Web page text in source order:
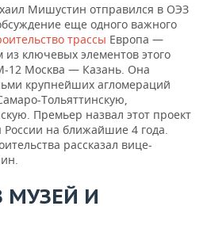
Мишустин отправился в ОЭЗ
еще одного важного
трассы Европа —
ключевых элементов этого
12 Москва — Казань. Она
крупнейших агломераций
Тольяттинскую,
Премьер назвал этот проект
на ближайшие 4 года.
рассказал вице-
МУЗЕЙ И